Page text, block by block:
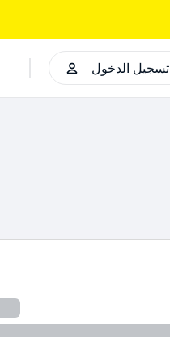
تسجيل الدخول